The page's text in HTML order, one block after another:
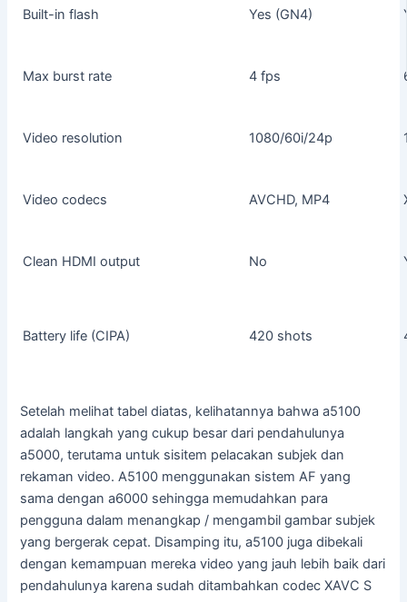
Built-in flash Yes (GN4)
Max burst rate 4 fps
Video resolution 1080/60i/24p
Video codecs AVCHD, MP4
Clean HDMI output No
Battery life (CIPA) 420 shots
Setelah melihat tabel diatas, kelihatannya bahwa a5100
adalah langkah yang cukup besar dari pendahulunya
a5000, terutama untuk sisitem pelacakan subjek dan
rekaman video. A5100 menggunakan sistem AF yang
sama dengan a6000 sehingga memudahkan para
pengguna dalam menangkap / mengambil gambar subjek
yang bergerak cepat. Disamping itu, a5100 juga dibekali
dengan kemampuan mereka video yang jauh lebih baik dari
pendahulunya karena sudah ditambahkan codec XAVC S